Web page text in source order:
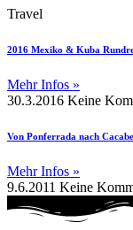
Travel
2016 Mexiko & Kuba
Mehr Infos »
30.3.2016 Keine
Von Ponferrada nach
Mehr Infos »
9.6.2011 Keine